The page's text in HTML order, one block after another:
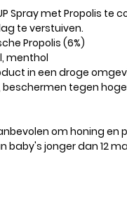
Spray met Propolis te
te verstuiven.
Propolis (6%)
menthol
in een droge
tegen
om honing en
baby's jonger dan 12